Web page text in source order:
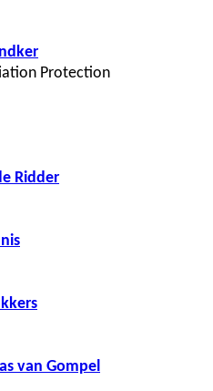
Protection
Ridder
van Gompel